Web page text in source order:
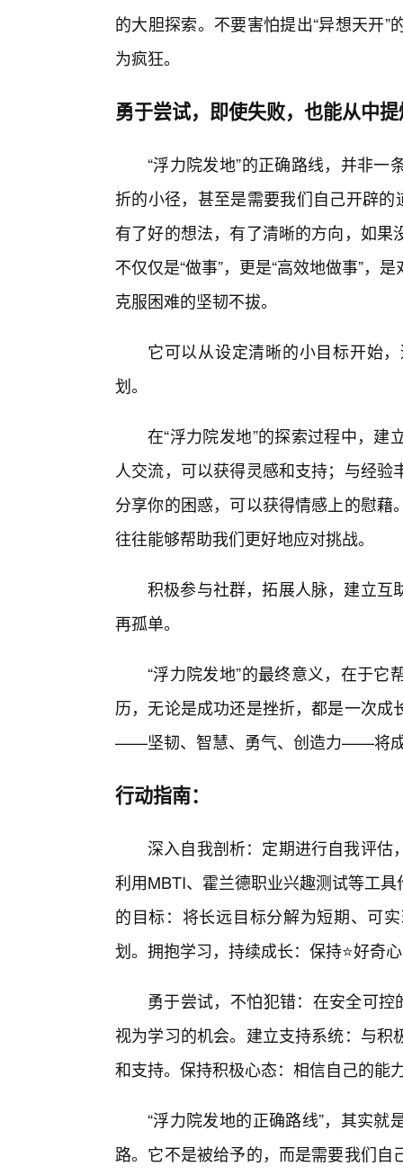
的大胆探索。不要害怕提出“异想天开
为疯狂。
勇于尝试，即使失败，也能从中
“浮力院发地”的正确路线，并非
折的小径，甚至是需要我们自己开辟
有了好的想法，有了清晰的方向，如
不仅仅是“做事”，更是“高效地做事”，
克服困难的坚韧不拔。
它可以从设定清晰的小目标开始
划。
在“浮力院发地”的探索过程中，
人交流，可以获得灵感和支持；与经
分享你的困惑，可以获得情感上的慰
往往能够帮助我们更好地应对挑战。
积极参与社群，拓展人脉，建立互
再孤单。
“浮力院发地”的最终意义，在于
历，无论是成功还是挫折，都是一次
——坚韧、智慧、勇气、创造力——将成
行动指南：
深入自我剖析：定期进行自我评
利用MBTI、霍兰德职业兴趣测试等工
的目标：将长远目标分解为短期、可
划。拥抱学习，持续成长：保持⭐好奇
勇于尝试，不怕犯错：在安全可
视为学习的机会。建立支持系统：与
和支持。保持积极心态：相信自己的能
“浮力院发地的正确路线”，其实
路。它不是被给予的，而是需要我们